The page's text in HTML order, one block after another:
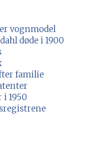
vognmodel
døde i 1900
familie
1950